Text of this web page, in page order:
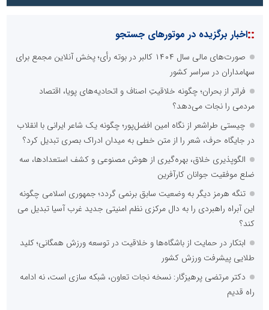
::اخبار برگزیده در موتورهای جستجو
صورت‌های مالی سال ۱۴۰۴ کالبر در بوته رأی؛ پخش آنلاین مجمع برای
سهامداران در سراسر کشور
فراتر از بحران؛ چگونه خلاقیتِ اصناف و اتحادیه‌های پویا، اقتصاد
مردمی را نجات می‌دهد؟
چیستی طراشعر از نگاه امین افضل‌پور؛ چگونه یک شاعر ایرانی با انقلاب
در جایگاه حرف، شعر را از متن خطی به میدان ادراک بصری تبدیل کرد؟
الگوپذیری خلاق، بهره‌گیری از هوش مصنوعی و کشف استعدادها، سه
ضلع موفقیت جوانان کارآفرین
تنگه هرمز دیگر به وضعیت سابق برنمی گردد؛ جمهوری اسلامی چگونه
این آبراه راهبردی را به دال مرکزی نظم امنیتی جدید غرب آسیا تبدیل می
کند؟
ابتکار در حمایت از باشگاه‌ها و خلاقیت در توسعه ورزش همگانی؛ کلید
طلایی پیشرفت ورزش کشور
دکتر مرتضی پرهیزگار: نسخه نجات تعاون، شبکه سازی است، نه ادامه
راه قدیم